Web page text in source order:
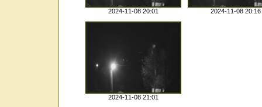
2024-11-08 20:01 2024-11-08 20:16
2024-11-08 21:01